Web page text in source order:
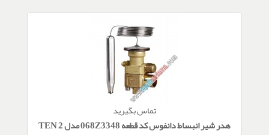
تماس بگیرید
هدر شیر انبساط دانفوس کد قطعه 068Z3348 مدل TEN 2